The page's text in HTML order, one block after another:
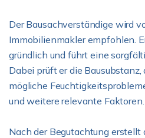
Der Bausachverständige wird
Immobilienmakler empfohlen.
gründlich und führt eine
Dabei prüft er die
mögliche
und weitere relevante Faktoren.
Nach der Begutachtung erstellt